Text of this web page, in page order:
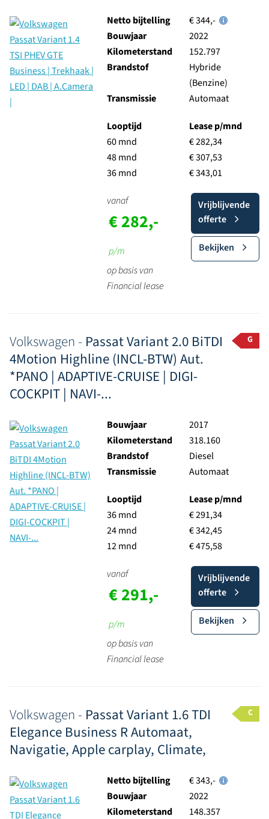
Netto bijtelling
€ 344,-
Bouwjaar
2022
Kilometerstand
152.797
Brandstof
Hybride
(Benzine)
Transmissie
Automaat
Looptijd
60 mnd
48 mnd
36 mnd
Lease p/mnd
€ 282,34
€ 307,53
€ 343,01
vanaf
€ 282,-
p/m
op basis van
Financial lease
Vrijblijvende
offerte
Bekijken
Volkswagen - Passat Variant 2.0 BiTDI
4Motion Highline (INCL-BTW) Aut.
*PANO | ADAPTIVE-CRUISE | DIGI-
COCKPIT | NAVI-...
G
Bouwjaar
2017
Kilometerstand
318.160
Brandstof
Diesel
Transmissie
Automaat
Looptijd
36 mnd
24 mnd
12 mnd
Lease p/mnd
€ 291,34
€ 342,45
€ 475,58
vanaf
€ 291,-
p/m
op basis van
Financial lease
Vrijblijvende
offerte
Bekijken
Volkswagen - Passat Variant 1.6 TDI
Elegance Business R Automaat,
Navigatie, Apple carplay, Climate,
C
Netto bijtelling
€ 343,-
Bouwjaar
2022
Kilometerstand
148.357